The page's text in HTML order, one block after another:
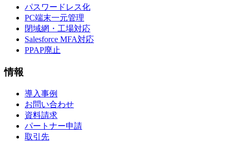
パスワードレス化
PC端末一元管理
閉域網・工場対応
Salesforce MFA対応
PPAP廃止
情報
導入事例
お問い合わせ
資料請求
パートナー申請
取引先